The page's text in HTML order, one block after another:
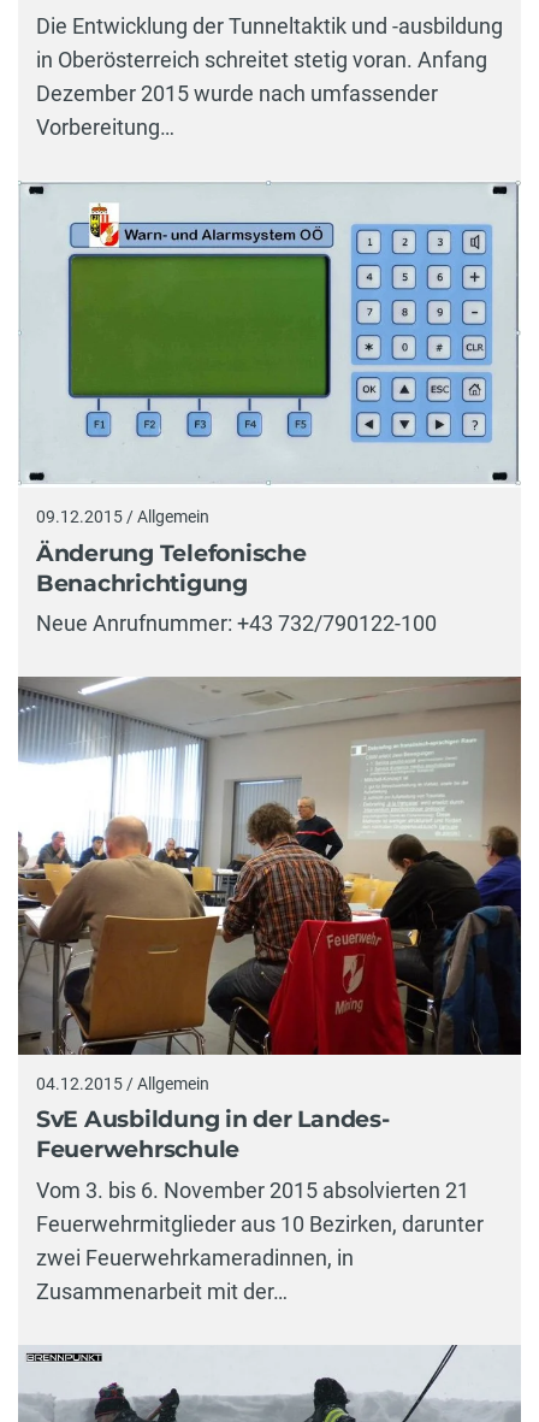
Die Entwicklung der Tunneltaktik und -ausbildung
in Oberösterreich schreitet stetig voran. Anfang
Dezember 2015 wurde nach umfassender
Vorbereitung…
09.12.2015 / Allgemein
Änderung Telefonische
Benachrichtigung
Neue Anrufnummer: +43 732/790122-100
04.12.2015 / Allgemein
SvE Ausbildung in der Landes-
Feuerwehrschule
Vom 3. bis 6. November 2015 absolvierten 21
Feuerwehrmitglieder aus 10 Bezirken, darunter
zwei Feuerwehrkameradinnen, in
Zusammenarbeit mit der…